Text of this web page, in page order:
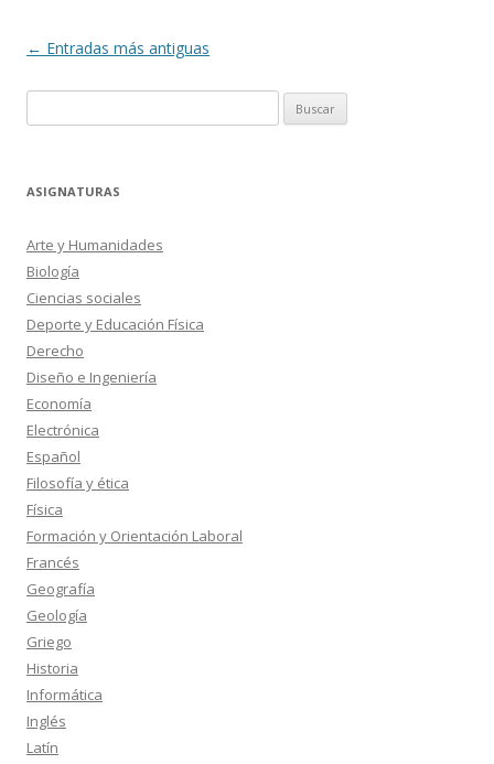
Navegación
← Entradas más antiguas
ASIGNATURAS
Arte y Humanidades
Biología
Ciencias sociales
Deporte y Educación Física
Derecho
Diseño e Ingeniería
Economía
Electrónica
Español
Filosofía y ética
Física
Formación y Orientación Laboral
Francés
Geografía
Geología
Griego
Historia
Informática
Inglés
Latín